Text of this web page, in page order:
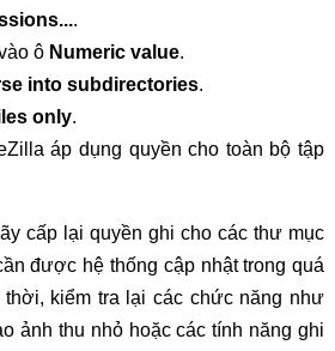
.
ô Numeric value.
into subdirectories.
only.
áp dụng quyền cho toàn bộ tập
cấp lại quyền ghi cho các thư mục
được hệ thống cập nhật trong quá
kiểm tra lại các chức năng như
ảnh thu nhỏ hoặc các tính năng ghi